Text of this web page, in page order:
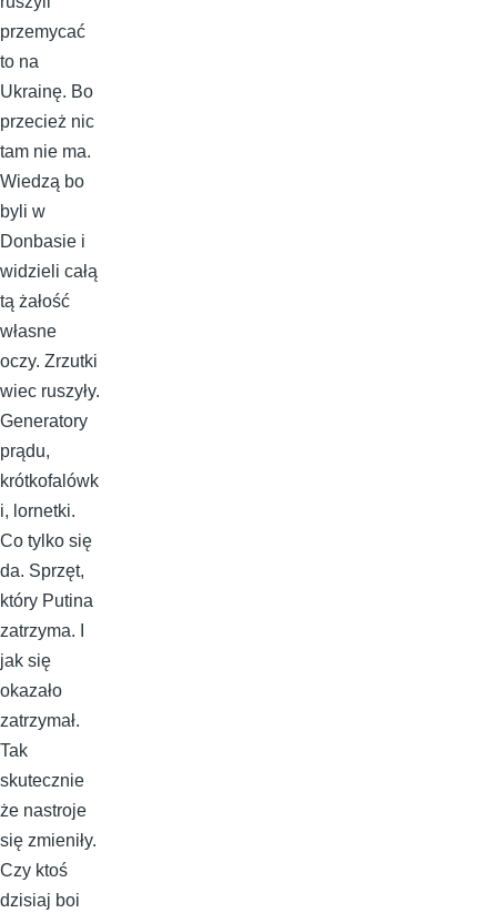
przemycać
to na
Ukrainę. Bo
przecież nic
tam nie ma.
Wiedzą bo
byli w
Donbasie i
widzieli całą
tą żałość
własne
oczy. Zrzutki
wiec ruszyły.
Generatory
prądu,
krótkofalówk
i, lornetki.
Co tylko się
da. Sprzęt,
który Putina
zatrzyma. I
jak się
okazało
zatrzymał.
Tak
skutecznie
że nastroje
się zmieniły.
Czy ktoś
dzisiaj boi